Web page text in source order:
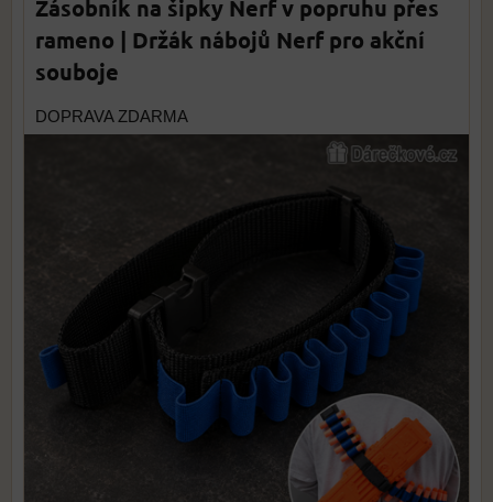
Zásobník na šipky Nerf v popruhu přes
rameno | Držák nábojů Nerf pro akční
souboje
DOPRAVA ZDARMA